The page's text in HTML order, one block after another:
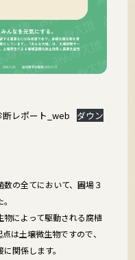
断レポート_web
ダウン
の全てにおいて、圃場３
によって駆動される腐植
は土壌微生物ですので、
関係します。